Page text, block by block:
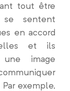
tout être
se sentent
en accord
et ils
image
exemple,